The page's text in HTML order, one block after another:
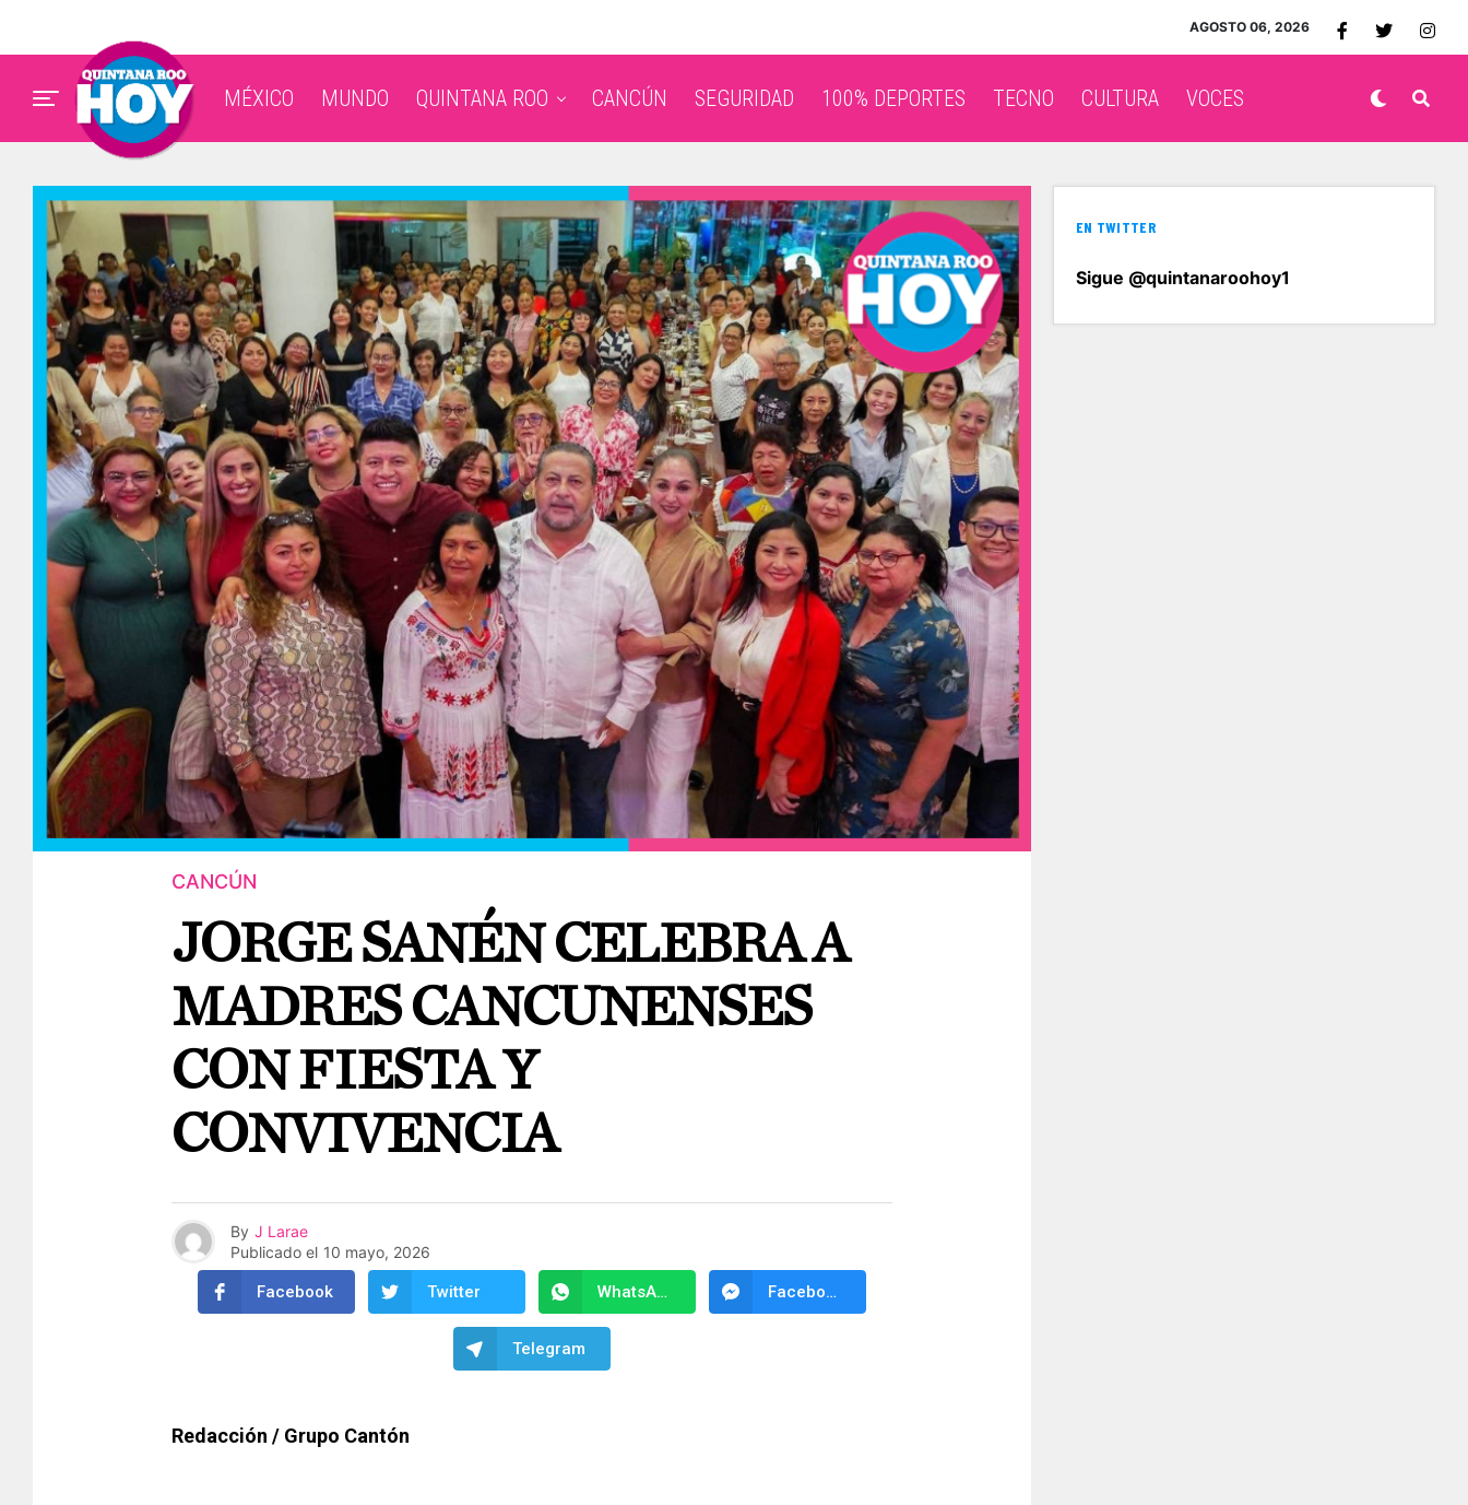
AGOSTO 06, 2026
MÉXICO MUNDO QUINTANA ROO CANCÚN SEGURIDAD 100% DEPORTES TECNO CULTURA VOCES
CANCÚN
JORGE SANÉN CELEBRA A
MADRES CANCUNENSES
CON FIESTA Y
CONVIVENCIA
By J Larae
Publicado el 10 mayo, 2026
Facebook Twitter WhatsApp Facebook Messenger
Telegram
Redacción / Grupo Cantón
EN TWITTER
Sigue @quintanaroohoy1